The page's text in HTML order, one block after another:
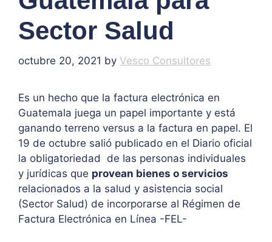
Sector Salud
octubre 20, 2021 by Vesco Consultores
Es un hecho que la factura electrónica en
Guatemala juega un papel importante y está
ganando terreno versus a la factura en papel. El
19 de octubre salió publicado en el Diario oficial
la obligatoriedad de las personas individuales
y jurídicas que provean bienes o servicios
relacionados a la salud y asistencia social
(Sector Salud) de incorporarse al Régimen de
Factura Electrónica en Línea -FEL-